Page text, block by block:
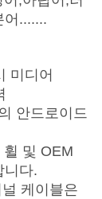
어.......
미디어
안드로이드
및 OEM
니다.
케이블은